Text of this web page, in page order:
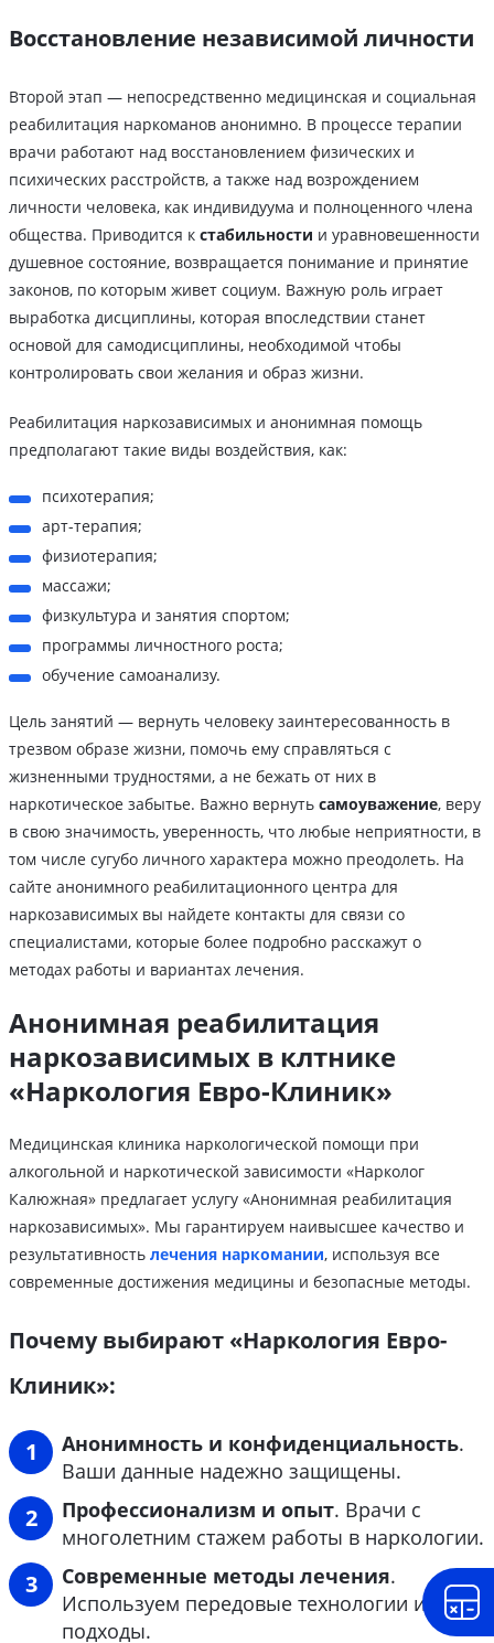
Восстановление независимой личности
Второй этап — непосредственно медицинская и социальная
реабилитация наркоманов анонимно. В процессе терапии
врачи работают над восстановлением физических и
психических расстройств, а также над возрождением
личности человека, как индивидуума и полноценного члена
общества. Приводится к стабильности и уравновешенности
душевное состояние, возвращается понимание и принятие
законов, по которым живет социум. Важную роль играет
выработка дисциплины, которая впоследствии станет
основой для самодисциплины, необходимой чтобы
контролировать свои желания и образ жизни.
Реабилитация наркозависимых и анонимная помощь
предполагают такие виды воздействия, как:
психотерапия;
арт-терапия;
физиотерапия;
массажи;
физкультура и занятия спортом;
программы личностного роста;
обучение самоанализу.
Цель занятий — вернуть человеку заинтересованность в
трезвом образе жизни, помочь ему справляться с
жизненными трудностями, а не бежать от них в
наркотическое забытье. Важно вернуть самоуважение, веру
в свою значимость, уверенность, что любые неприятности, в
том числе сугубо личного характера можно преодолеть. На
сайте анонимного реабилитационного центра для
наркозависимых вы найдете контакты для связи со
специалистами, которые более подробно расскажут о
методах работы и вариантах лечения.
Анонимная реабилитация
наркозависимых в клтнике
«Наркология Евро-Клиник»
Медицинская клиника наркологической помощи при
алкогольной и наркотической зависимости «Нарколог
Калюжная» предлагает услугу «Анонимная реабилитация
наркозависимых». Мы гарантируем наивысшее качество и
результативность лечения наркомании, используя все
современные достижения медицины и безопасные методы.
Почему выбирают «Наркология Евро-
Клиник»:
Анонимность и конфиденциальность.
Ваши данные надежно защищены.
Профессионализм и опыт. Врачи с
многолетним стажем работы в наркологии.
Современные методы лечения.
Используем передовые технологии и
подходы.